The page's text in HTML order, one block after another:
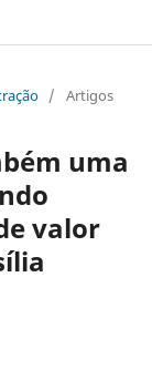
/ Artigos
uma
valor